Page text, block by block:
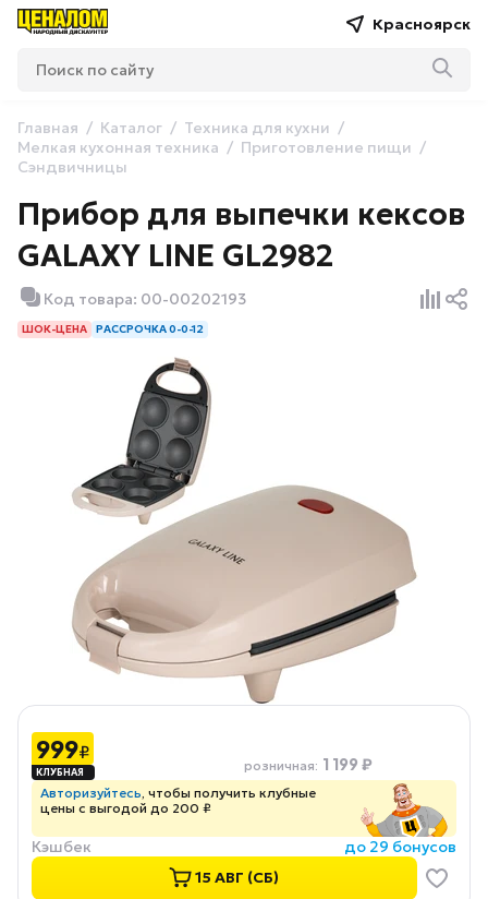
Красноярск
Главная Каталог
Техника для кухни
Мелкая кухонная техника
Приготовление пищи
Сэндвичницы
Прибор для выпечки кексов
GALAXY LINE GL2982
Код товара: 00-00202193
ШОК-ЦЕНА РАССРОЧКА 0-0-12
999₽
розничная: 1 199 ₽
Авторизуйтесь, чтобы получить клубные
цены с выгодой до 200 ₽
Кэшбек
до 29 бонусов
15 АВГ (СБ)